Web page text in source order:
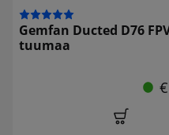
Gemfan Ducted D76
tuumaa